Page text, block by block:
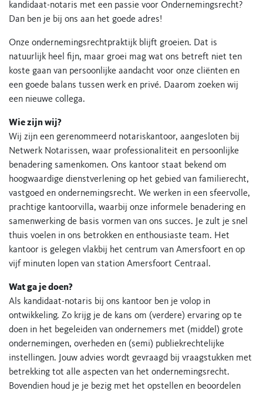
kandidaat-notaris met een passie voor Ondernemingsrecht?
Dan ben je bij ons aan het goede adres!
Onze ondernemingsrechtpraktijk blijft groeien. Dat is
natuurlijk heel fijn, maar groei mag wat ons betreft niet ten
koste gaan van persoonlijke aandacht voor onze cliënten en
een goede balans tussen werk en privé. Daarom zoeken wij
een nieuwe collega.
Wie zijn wij?
Wij zijn een gerenommeerd notariskantoor, aangesloten bij
Netwerk Notarissen, waar professionaliteit en persoonlijke
benadering samenkomen. Ons kantoor staat bekend om
hoogwaardige dienstverlening op het gebied van familierecht,
vastgoed en ondernemingsrecht. We werken in een sfeervolle,
prachtige kantoorvilla, waarbij onze informele benadering en
samenwerking de basis vormen van ons succes. Je zult je snel
thuis voelen in ons betrokken en enthousiaste team. Het
kantoor is gelegen vlakbij het centrum van Amersfoort en op
vijf minuten lopen van station Amersfoort Centraal.
Wat ga je doen?
Als kandidaat-notaris bij ons kantoor ben je volop in
ontwikkeling. Zo krijg je de kans om (verdere) ervaring op te
doen in het begeleiden van ondernemers met (middel) grote
ondernemingen, overheden en (semi) publiekrechtelijke
instellingen. Jouw advies wordt gevraagd bij vraagstukken met
betrekking tot alle aspecten van het ondernemingsrecht.
Bovendien houd je je bezig met het opstellen en beoordelen